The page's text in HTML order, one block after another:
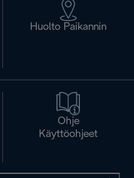
Huolto Paikannin
Ohje
Käyttöohjeet